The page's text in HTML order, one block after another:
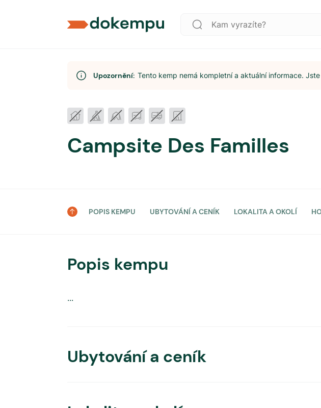
Upozornění: Tento kemp nemá kompletní a aktuální informace.
Campsite Des Familles
POPIS KEMPU UBYTOVÁNÍ A CENÍK LOKALITA A OKOLÍ
Popis kempu
...
Ubytování a ceník